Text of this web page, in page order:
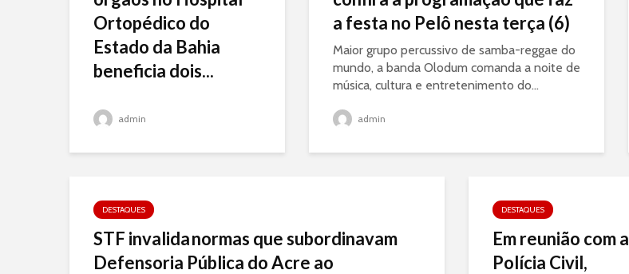
Ortopédico do
Estado da Bahia
beneficia dois...
admin
a festa no Pelô nesta terça (6)
Maior grupo percussivo de samba-reggae do
mundo, a banda Olodum comanda a noite de
música, cultura e entretenimento do...
admin
DESTAQUES
STF invalida normas que subordinavam
Defensoria Pública do Acre ao
DESTAQUES
Em reunião com a
Polícia Civil,